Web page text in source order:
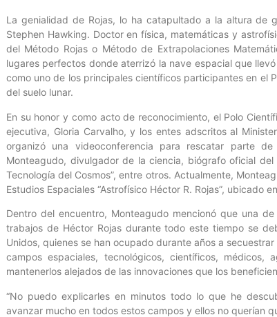
La genialidad de Rojas, lo ha catapultado a la altura de
Stephen Hawking. Doctor en física, matemáticas y
del Método Rojas o Método de Extrapolaciones
lugares perfectos donde aterrizó la nave espacial que
como uno de los principales científicos participantes en el
del suelo lunar.
En su honor y como acto de reconocimiento, el Polo
ejecutiva, Gloria Carvalho, y los entes adscritos al
organizó una videoconferencia para rescatar parte
Monteagudo, divulgador de la ciencia, biógrafo oficial
Tecnología del Cosmos”, entre otros. Actualmente,
Estudios Espaciales “Astrofísico Héctor R. Rojas”, ubicado
Dentro del encuentro, Monteagudo mencionó que una
trabajos de Héctor Rojas durante todo este tiempo se
Unidos, quienes se han ocupado durante años a
campos espaciales, tecnológicos, científicos,
mantenerlos alejados de las innovaciones que los
“No puedo explicarles en minutos todo lo que he
avanzar mucho en todos estos campos y ellos no querían